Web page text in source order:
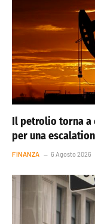
Il petrolio torna a
per una
FINANZA 6 Agosto 2026